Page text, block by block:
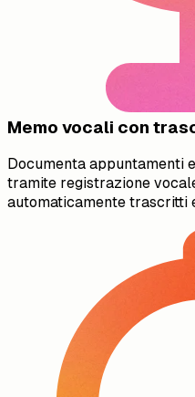
Memo vocali con
Documenta appuntamenti
tramite registrazione
automaticamente trascritti